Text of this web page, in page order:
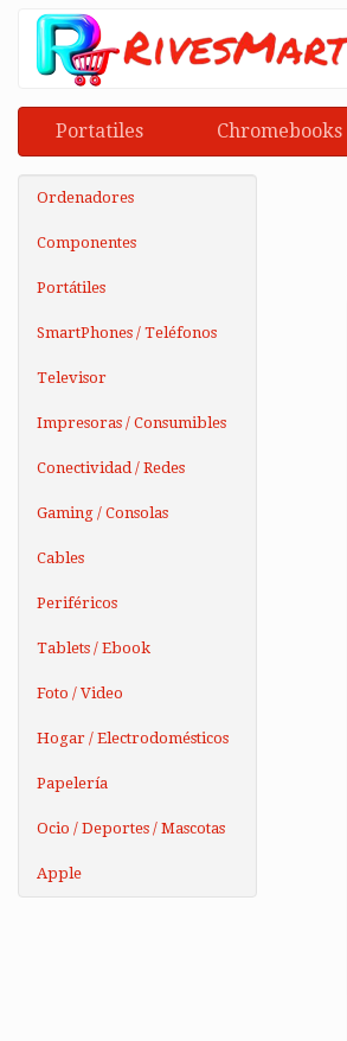
Portatiles Chromebooks
Ordenadores
Componentes
Portátiles
SmartPhones / Teléfonos
Televisor
Impresoras / Consumibles
Conectividad / Redes
Gaming / Consolas
Cables
Periféricos
Tablets / Ebook
Foto / Video
Hogar / Electrodomésticos
Papelería
Ocio / Deportes / Mascotas
Apple